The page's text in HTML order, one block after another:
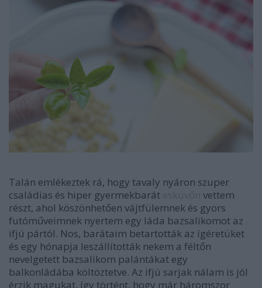
Talán emlékeztek rá, hogy tavaly nyáron szuper
családias és hiper gyermekbarát
vettem
részt, ahol köszönhetően vájtfülemnek és gyors
futóműveimnek nyertem egy láda bazsalikomot az
ifjú pártól. Nos, barátaim betartották az ígéretüket
és egy hónapja leszállították nekem a féltőn
nevelgetett bazsalikom palántákat egy
balkonládába költöztetve. Az ifjú sarjak nálam is jól
érzik magukat, így történt, hogy már háromszor